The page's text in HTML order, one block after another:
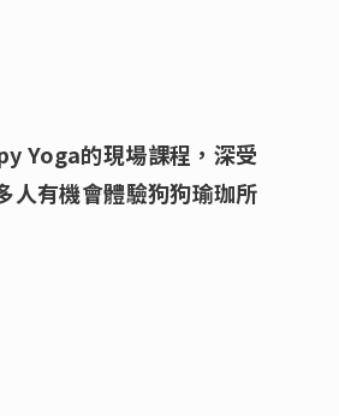
Yoga的現場課程，深受
人有機會體驗狗狗瑜珈所